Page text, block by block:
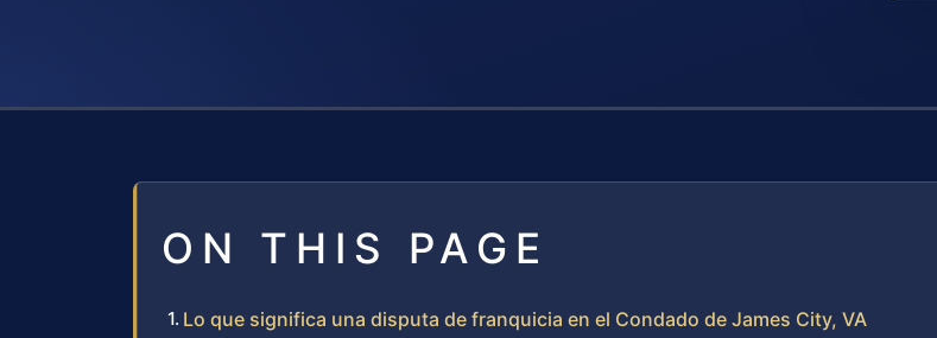
ON THIS PAGE
Lo que significa una disputa de franquicia en el Condado de James City, VA